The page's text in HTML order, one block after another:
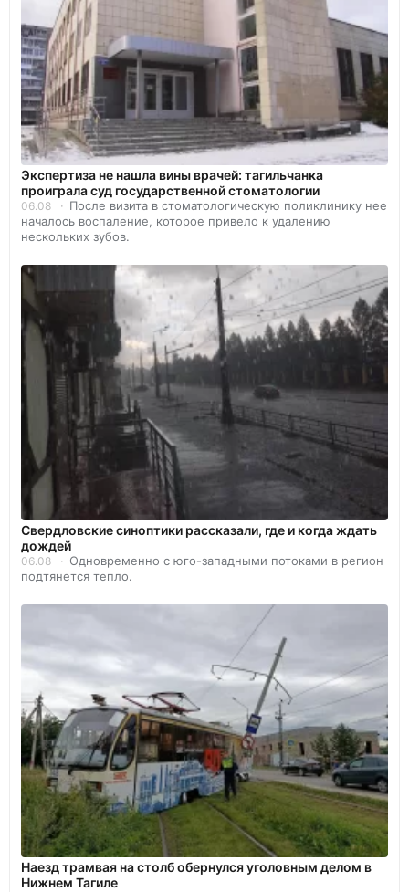
Экспертиза не нашла вины врачей: тагильчанка
проиграла суд государственной стоматологии
06.08
После визита в стоматологическую поликлинику нее
началось воспаление, которое привело к удалению
нескольких зубов.
Свердловские синоптики рассказали, где и когда ждать
дождей
06.08
Одновременно с юго-западными потоками в регион
подтянется тепло.
Наезд трамвая на столб обернулся уголовным делом в
Нижнем Тагиле